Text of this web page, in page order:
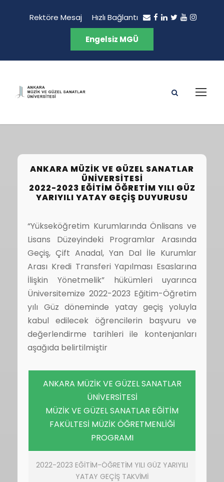
Rektöre Mesaj Hızlı Bağlantı
Engelsiz MGÜ
ANKARA MÜZIK VE GÜZEL SANATLAR
ÜNIVERSITESI
2022-2023 EĞITIM ÖĞRETIM YILI GÜZ
YARIYILI YATAY GEÇIŞ DUYURUSU
“Yükseköğretim Kurumlarında Önlisans ve
Lisans Düzeyindeki Programlar Arasında
Geçiş, Çift Anadal, Yan Dal İle Kurumlar
Arası Kredi Transferi Yapılması Esaslarına
İlişkin Yönetmelik” hükümleri uyarınca
Üniversitemize 2022-2023 Eğitim-Öğretim
yılı Güz döneminde yatay geçiş yoluyla
kabul edilecek öğrencilerin başvuru ve
değerlendirme tarihleri ile kontenjanları
aşağıda belirtilmiştir
ANKARA MÜZİK VE GÜZEL SANATLAR
ÜNİVERSİTESİ
MÜZİK VE GÜZEL SANATLAR EĞİTİM
FAKÜLTESİ MÜZİK ÖĞRETMENLİĞİ
PROGRAMI
2022-2023 EĞİTİM-ÖĞRETİM YILI GÜZ YARIYILI
YATAY GEÇİŞ TAKVİMİ